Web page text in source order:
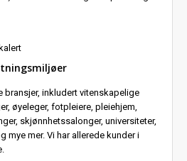
bransjer, inkludert vitenskapelige
øyeleger, fotpleiere, pleiehjem,
skjønnhetssalonger, universiteter,
mye mer. Vi har allerede kunder i